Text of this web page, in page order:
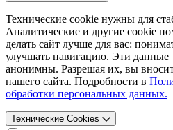
Технические cookie нужны для
Аналитические и другие cookie
делать сайт лучше для вас:
улучшать навигацию. Эти данные
анонимны. Разрешая их, вы
нашего сайта. Подробности в
обработки персональных данных.
Технические Cookies